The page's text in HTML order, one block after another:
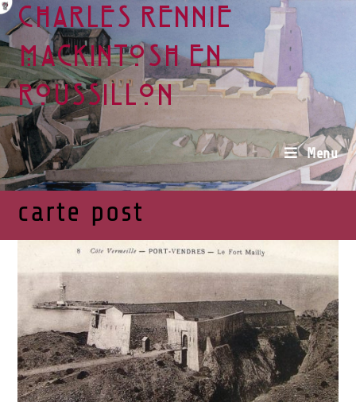
Charles Rennie
Mackintosh en
Roussillon
Menu
carte post